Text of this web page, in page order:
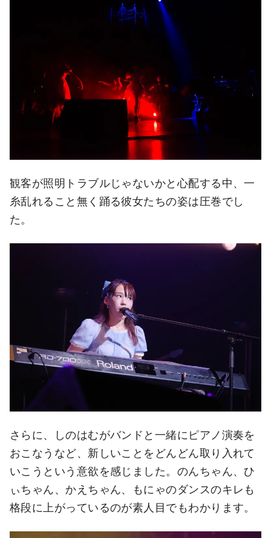
観客が照明トラブルじゃないかと心配する中、一
糸乱れること無く踊る彼女たちの姿は圧巻でし
た。
さらに、しのはむがバンドと一緒にピアノ演奏を
おこなうなど、新しいことをどんどん取り入れて
いこうという意欲を感じました。のんちゃん、ひ
ぃちゃん、かえちゃん、もにゃのダンスのキレも
格段に上がっているのが素人目でもわかります。